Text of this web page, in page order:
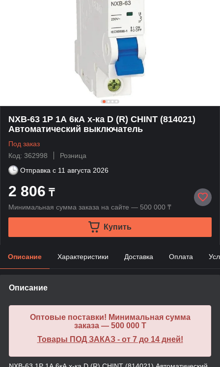
NXB-63 1P 1А 6кА х-ка D (R) CHINT (814021)
Автоматический выключатель
Под заказ
Код: 362998
Розница
Отправка с 11 августа 2026
2 806 ₸
Минимальная сумма заказа на сайте — 500 000 ₸
Купить
Описание Характеристики Доставка Оплата
Описание
Оптовые поставки! Минимальная сумма
заказа — 500 000 T
Товары ПОД ЗАКАЗ - от 7 до 14 дней!